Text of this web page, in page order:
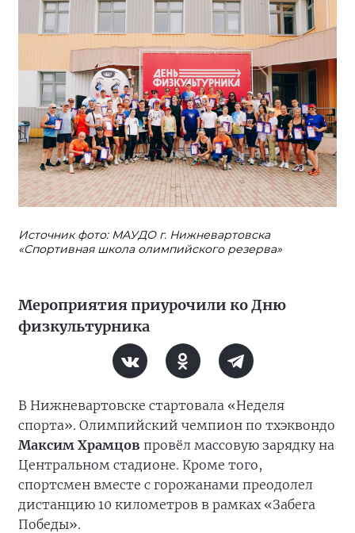
Источник фото: МАУДО г. Нижневартовска
«Спортивная школа олимпийского резерва»
Мероприятия приурочили ко Дню
физкультурника
В Нижневартовске стартовала «Неделя
спорта». Олимпийский чемпион по тхэквондо
Максим Храмцов провёл массовую зарядку на
Центральном стадионе. Кроме того,
спортсмен вместе с горожанами преодолел
дистанцию 10 километров в рамках «Забега
Победы».